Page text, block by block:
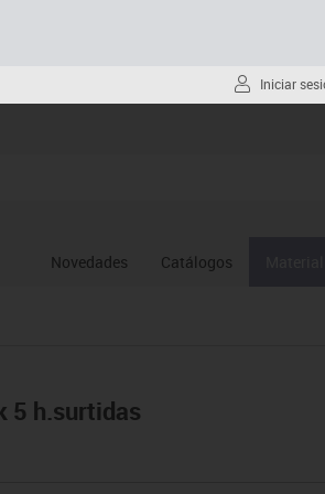
Iniciar
Novedades Catálogos
5 h.surtidas